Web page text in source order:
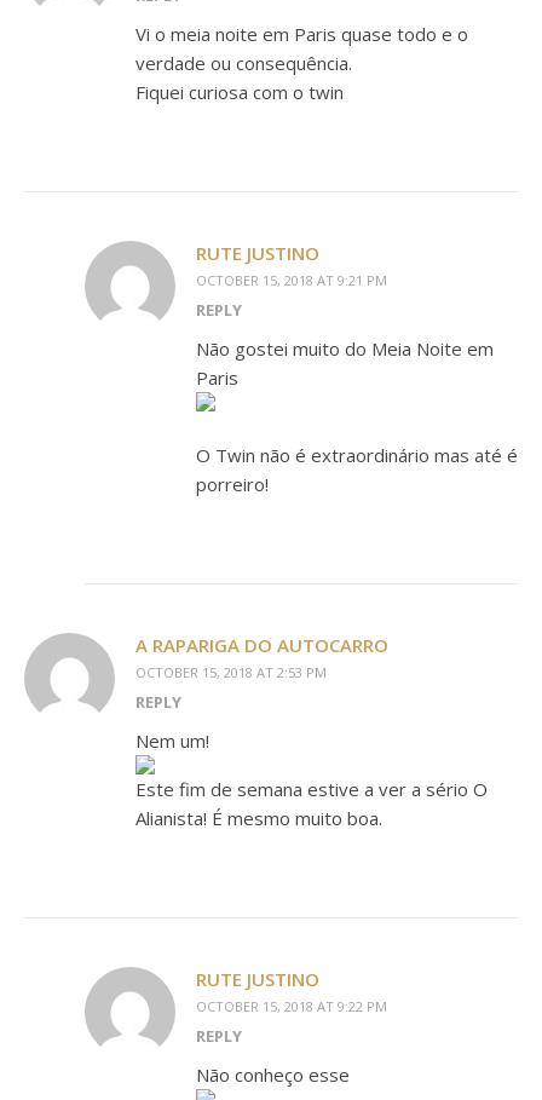
Vi o meia noite em Paris quase todo e o
verdade ou consequência.
Fiquei curiosa com o twin
RUTE JUSTINO
OCTOBER 15, 2018 AT 9:21 PM
REPLY
Não gostei muito do Meia Noite em
Paris
O Twin não é extraordinário mas até é
porreiro!
A RAPARIGA DO AUTOCARRO
OCTOBER 15, 2018 AT 2:53 PM
REPLY
Nem um!
Este fim de semana estive a ver a sério O
Alianista! É mesmo muito boa.
RUTE JUSTINO
OCTOBER 15, 2018 AT 9:22 PM
REPLY
Não conheço esse